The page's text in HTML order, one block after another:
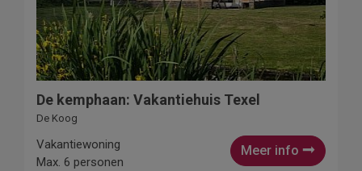
De kemphaan: Vakantiehuis Texel
De Koog
Meer info
Vakantiewoning
Max. 6 personen